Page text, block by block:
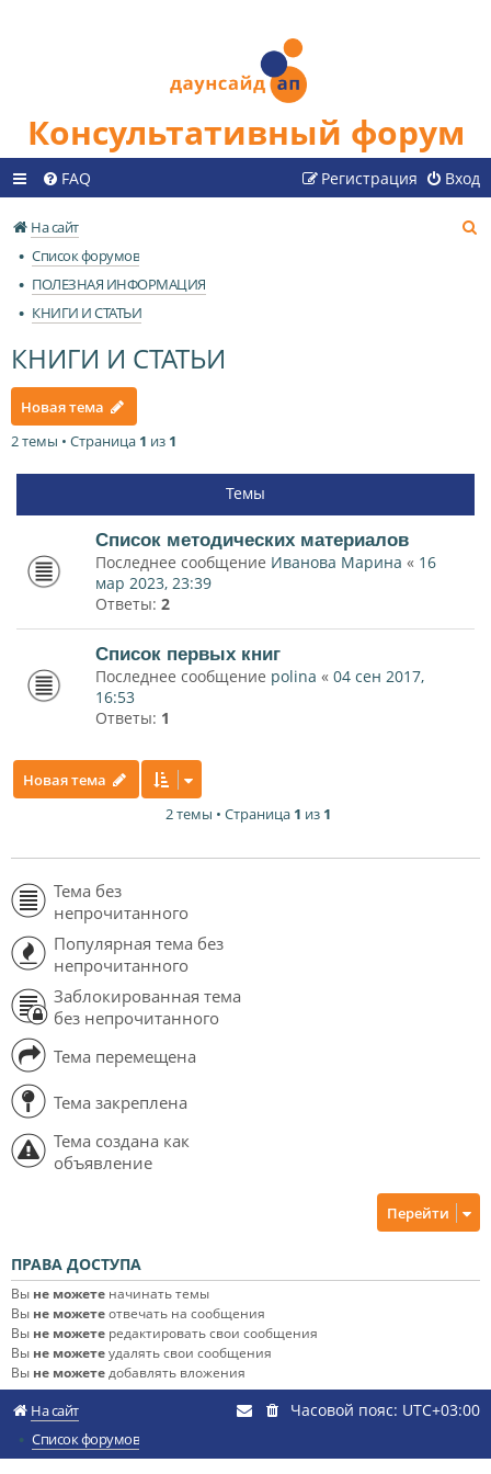
Консультативный форум
FAQ Вход
Регистрация
На сайт
Список форумов
ПОЛЕЗНАЯ ИНФОРМАЦИЯ
КНИГИ И СТАТЬИ
КНИГИ И СТАТЬИ
Новая тема
2 темы • Страница 1 из 1
Темы
Список методических материалов
Последнее сообщение Иванова Марина « 16
мар 2023, 23:39
Ответы: 2
Список первых книг
Последнее сообщение polina « 04 сен 2017,
16:53
Ответы: 1
Новая тема
2 темы • Страница 1 из 1
Тема без
непрочитанного
Популярная тема без
непрочитанного
Заблокированная тема
без непрочитанного
Тема перемещена
Тема закреплена
Тема создана как
объявление
Перейти
ПРАВА ДОСТУПА
Вы не можете начинать темы
Вы не можетеотвечать на сообщения
Вы не можете редактировать свои сообщения
Вы не можетеудалять свои сообщения
Вы не можетедобавлять вложения
На сайт
Список форумов
Часовой пояс: UTC+03:00